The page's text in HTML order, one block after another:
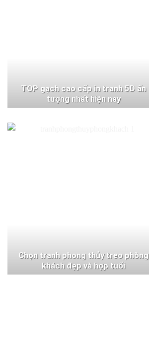
TOP gạch cao cấp in tranh 5D ấn
tượng nhất hiện nay
Chọn tranh phong thủy treo phòng
khách đẹp và hợp tuổi